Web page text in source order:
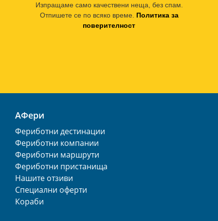
Изпращаме само качествени неща, без спам.
Отпишете се по всяко време. Политика за
поверителност
АФери
Фериботни дестинации
Фериботни компании
Фериботни маршрути
Фериботни пристанища
Нашите отзиви
Специални оферти
Кораби